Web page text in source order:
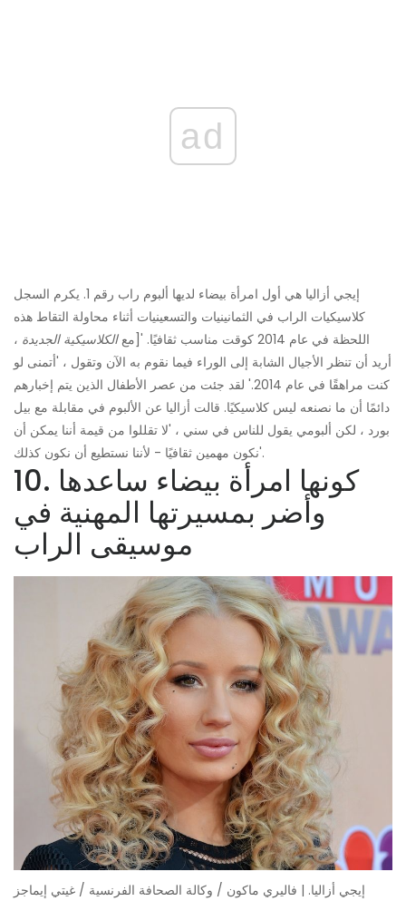
ad
إيجي أزاليا هي أول امرأة بيضاء لديها ألبوم راب رقم 1. يكرم السجل
كلاسيكيات الراب في الثمانينيات والتسعينيات أثناء محاولة التقاط هذه
اللحظة في عام 2014 كوقت مناسب ثقافيًا. '[مع
الكلاسيكية الجديدة ،
أريد أن تنظر الأجيال الشابة إلى الوراء فيما نقوم به الآن وتقول ، 'أتمنى لو
كنت مراهقًا في عام 2014.' لقد جئت من عصر الأطفال الذين يتم إخبارهم
دائمًا أن ما نصنعه ليس كلاسيكيًا. قالت أزاليا عن الألبوم في مقابلة مع بيل
بورد ، لكن ألبومي يقول للناس في سني ، 'لا تقللوا من قيمة أننا يمكن أن
نكون مهمين ثقافيًا - لأننا نستطيع أن نكون كذلك'.
10. كونها امرأة بيضاء ساعدها
وأضر بمسيرتها المهنية في
موسيقى الراب
إيجي أزاليا. | فاليري ماكون / وكالة الصحافة الفرنسية / غيتي إيماجز